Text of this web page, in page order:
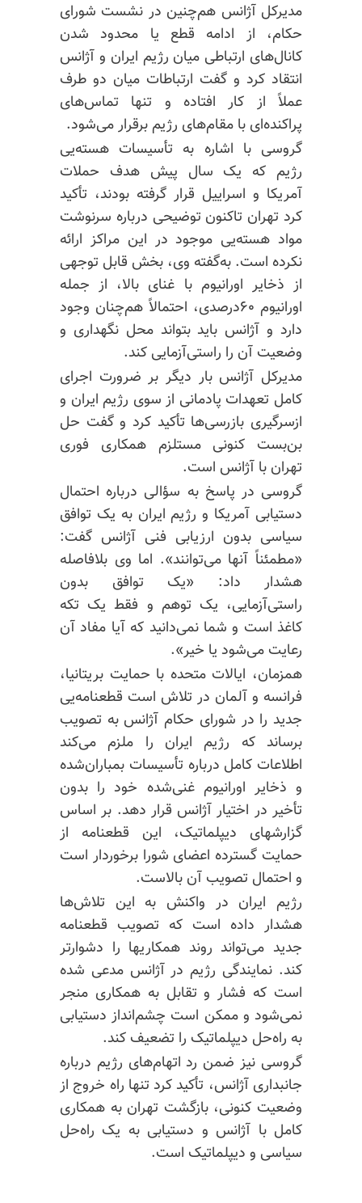
مدیرکل آژانس هم‌چنین در نشست شورای
حکام، از ادامه قطع یا محدود شدن
کانال‌های ارتباطی میان رژیم ایران و آژانس
انتقاد کرد و گفت ارتباطات میان دو طرف
عملاً از کار افتاده و تنها تماس‌های
پراکنده‌ای با مقام‌های رژیم برقرار می‌شود.
گروسی با اشاره به تأسیسات هسته‌یی
رژیم که یک سال پیش هدف حملات
آمریکا و اسراییل قرار گرفته بودند، تأکید
کرد تهران تاکنون توضیحی درباره سرنوشت
مواد هسته‌یی موجود در این مراکز ارائه
نکرده است. به‌گفته وی، بخش قابل توجهی
از ذخایر اورانیوم با غنای بالا، از جمله
اورانیوم ۶۰درصدی، احتمالاً هم‌چنان وجود
دارد و آژانس باید بتواند محل نگهداری و
وضعیت آن را راستی‌آزمایی کند.
مدیرکل آژانس بار دیگر بر ضرورت اجرای
کامل تعهدات پادمانی از سوی رژیم ایران و
ازسرگیری بازرسی‌ها تأکید کرد و گفت حل
بن‌بست کنونی مستلزم همکاری فوری
تهران با آژانس است.
گروسی در پاسخ به سؤالی درباره احتمال
دستیابی آمریکا و رژیم ایران به یک توافق
سیاسی بدون ارزیابی فنی آژانس گفت:
«مطمئناً آنها می‌توانند». اما وی بلافاصله
هشدار داد: «یک توافق بدون
راستی‌آزمایی، یک توهم و فقط یک تکه
کاغذ است و شما نمی‌دانید که آیا مفاد آن
رعایت می‌شود یا خیر».
همزمان، ایالات متحده با حمایت بریتانیا،
فرانسه و آلمان در تلاش است قطعنامه‌یی
جدید را در شورای حکام آژانس به تصویب
برساند که رژیم ایران را ملزم می‌کند
اطلاعات کامل درباره تأسیسات بمباران‌شده
و ذخایر اورانیوم غنی‌شده خود را بدون
تأخیر در اختیار آژانس قرار دهد. بر اساس
گزارشهای دیپلماتیک، این قطعنامه از
حمایت گسترده اعضای شورا برخوردار است
و احتمال تصویب آن بالاست.
رژیم ایران در واکنش به این تلاش‌ها
هشدار داده است که تصویب قطعنامه
جدید می‌تواند روند همکاریها را دشوارتر
کند. نمایندگی رژیم در آژانس مدعی شده
است که فشار و تقابل به همکاری منجر
نمی‌شود و ممکن است چشم‌انداز دستیابی
به راه‌حل دیپلماتیک را تضعیف کند.
گروسی نیز ضمن رد اتهام‌های رژیم درباره
جانبداری آژانس، تأکید کرد تنها راه خروج از
وضعیت کنونی، بازگشت تهران به همکاری
کامل با آژانس و دستیابی به یک راه‌حل
سیاسی و دیپلماتیک است.